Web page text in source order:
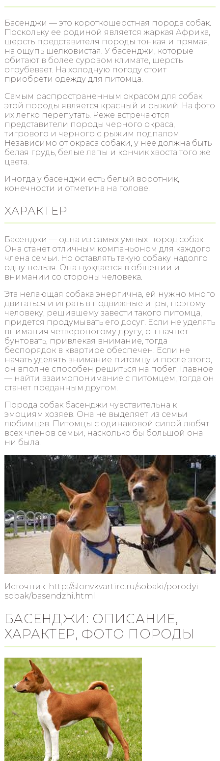
Басенджи — это короткошерстная порода собак.
Поскольку ее родиной является жаркая Африка,
шерсть представителя породы тонкая и прямая,
на ощупь шелковистая. У басенджи, которые
обитают в более суровом климате, шерсть
огрубевает. На холодную погоду стоит
приобрети одежду для питомца.
Самым распространенным окрасом для собак
этой породы является красный и рыжий. На фото
их легко перепутать. Реже встречаются
представители породы черного окраса,
тигрового и черного с рыжим подпалом.
Независимо от окраса собаки, у нее должна быть
белая грудь, белые лапы и кончик хвоста того же
цвета.
Иногда у басенджи есть белый воротник,
конечности и отметина на голове.
ХАРАКТЕР
Басенджи — одна из самых умных пород собак.
Она станет отличным компаньоном для каждого
члена семьи. Но оставлять такую собаку надолго
одну нельзя. Она нуждается в общении и
внимании со стороны человека.
Эта нелающая собака энергична, ей нужно много
двигаться и играть в подвижные игры, поэтому
человеку, решившему завести такого питомца,
придется продумывать его досуг. Если не уделять
внимания четвероногому другу, он начнет
бунтовать, привлекая внимание, тогда
беспорядок в квартире обеспечен. Если не
начать уделять внимание питомцу и после этого,
он вполне способен решиться на побег. Главное
— найти взаимопонимание с питомцем, тогда он
станет преданным другом.
Порода собак басенджи чувствительна к
эмоциям хозяев. Она не выделяет из семьи
любимцев. Питомцы с одинаковой силой любят
всех членов семьи, насколько бы большой она
ни была.
Источник: http://slonvkvartire.ru/sobaki/porodyi-
sobak/basendzhi.html
БАСЕНДЖИ: ОПИСАНИЕ,
ХАРАКТЕР, ФОТО ПОРОДЫ